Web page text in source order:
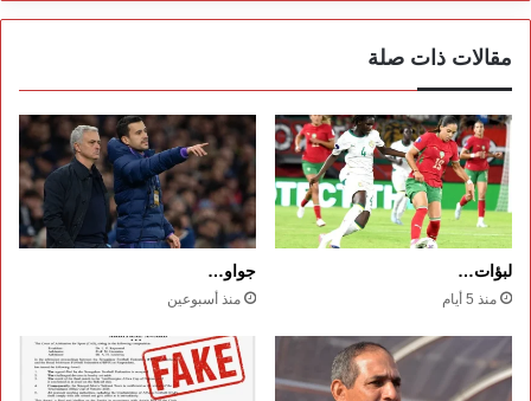
مقالات ذات صلة
لبؤات…
منذ 5 أيام
جواو…
منذ أسبوعين